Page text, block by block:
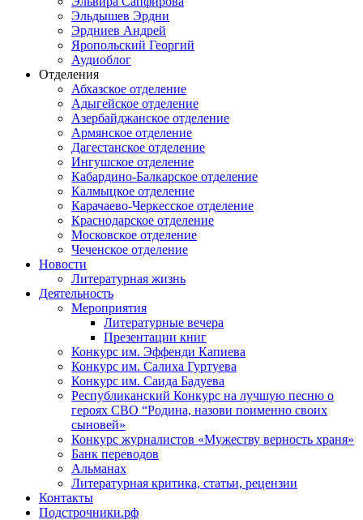
Эльдышев Эрдни
Эрдниев Андрей
Яропольский Георгий
Аудиоблог
Отделения
Абхазское отделение
Адыгейское отделение
Азербайджанское отделение
Армянское отделение
Дагестанское отделение
Ингушское отделение
Кабардино-Балкарское отделение
Калмыцкое отделение
Карачаево-Черкесское отделение
Краснодарское отделение
Московское отделение
Чеченское отделение
Новости
Литературная жизнь
Деятельность
Мероприятия
Литературные вечера
Презентации книг
Конкурс им. Эффенди Капиева
Конкурс им. Салиха Гуртуева
Конкурс им. Саида Бадуева
Республиканский Конкурс на лучшую песню о
героях СВО “Родина, назови поименно своих
сыновей»
Конкурс журналистов «Мужеству верность храня»
Банк переводов
Альманах
Литературная критика, статьи, рецензии
Контакты
Подстрочники.рф